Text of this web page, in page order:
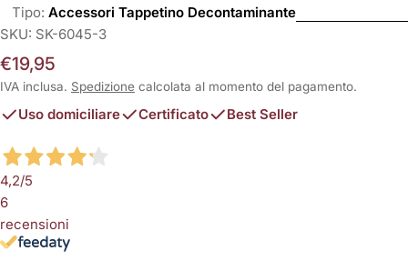
Tipo: Accessori Tappetino Decontaminante
SKU: SK-6045-3
Prezzo
normale
€19,95
IVA inclusa. Spedizione calcolata al momento del pagamento.
Uso domiciliare Certificato Best Seller
4,2/5
6
recensioni